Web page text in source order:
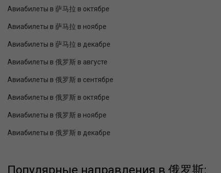
Авиабилеты в 萨马拉 в октябре
Авиабилеты в 萨马拉 в ноябре
Авиабилеты в 萨马拉 в декабре
Авиабилеты в 俄罗斯 в августе
Авиабилеты в 俄罗斯 в сентябре
Авиабилеты в 俄罗斯 в октябре
Авиабилеты в 俄罗斯 в ноябре
Авиабилеты в 俄罗斯 в декабре
Популярные направления в 俄罗斯: